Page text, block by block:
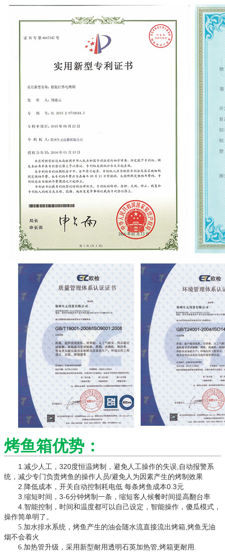
烤鱼箱优势：
1.减少人工，320度恒温烤制，避免人工操作的失误,自动报警系
统，减少专门负责烤鱼的操作人员/避免人为因素产生的烤制效果
2.降低成本，开关自动控制耗电低 每条烤鱼成本0.3元
3.缩短时间，3-6分钟烤制一条，缩短客人候餐时间提高翻台率
4.智能控制，时间和温度都可以自己设定，智能操作，傻瓜模式，
操作简单明了。
5.加水排水系统，烤鱼产生的油会随水流直接流出烤箱,烤鱼无油
烟不会着火
6.加热管升级，采用新型耐用透明石英加热管,烤箱更耐用.